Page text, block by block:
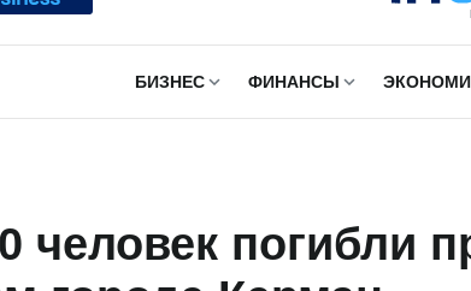
БИЗНЕС ФИНАНСЫ
человек погибли